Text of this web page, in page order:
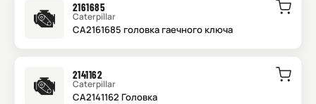
2161685
Caterpillar
CA2161685 головка гаечного ключа
2141162
Caterpillar
CA2141162 Головка